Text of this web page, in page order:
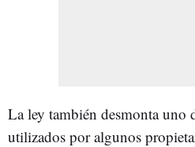
La ley también desmonta uno
utilizados por algunos